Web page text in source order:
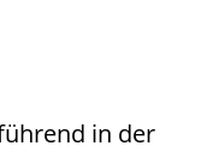
in der